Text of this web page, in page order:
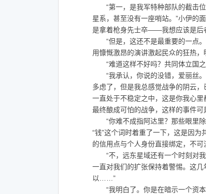
“第一，是我军特种部队的截击
星系，甚至没有一座哨站。”小伊的
是拿着枪身先士卒——我想应该是后
“但是，这还不是最重要的一点。
用慷慨激昂的演讲激起民众的狂热
“难道这样不好吗？共同体立国之
“我承认，你说的没错，爱丽丝
多虑了，但是我总感觉战争的阴云
一直处于不稳定之中，这是你我心里
最终酿成可怕的战争，这样的事件
“你难不成指阿达里？那些眼里除
“钱”这个词时着重了一下，这是因
的信用点与个人身份直接绑定，不可
“不，远东星域还有一个时刻对我
一直对我们的扩张保持着警惕。这
以……”
“我明白了。你是在暗示一个资本